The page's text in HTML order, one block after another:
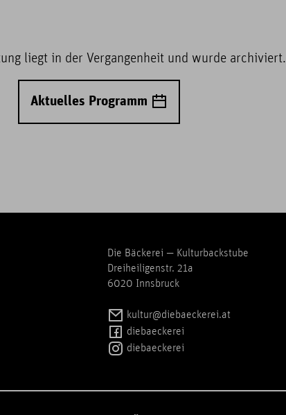
liegt in der Vergangenheit und wurde archiviert.
Aktuelles Programm
Die Bäckerei — Kulturbackstube
Dreiheiligenstr. 21a
6020 Innsbruck
kultur@diebaeckerei.at
diebaeckerei
diebaeckerei